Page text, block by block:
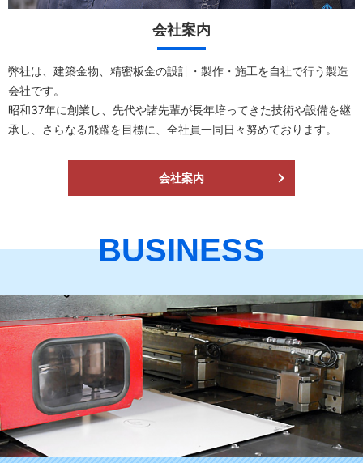
会社案内
弊社は、建築金物、精密板金の設計・製作・施工を自社で行う製造
会社です。
昭和37年に創業し、先代や諸先輩が長年培ってきた技術や設備を継
承し、さらなる飛躍を目標に、全社員一同日々努めております。
会社案内
BUSINESS